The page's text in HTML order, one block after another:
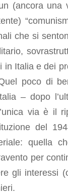
(ancora una
che si
in Italia e dei
poco di
– dopo
via è il
del
quella
per
gli interessi